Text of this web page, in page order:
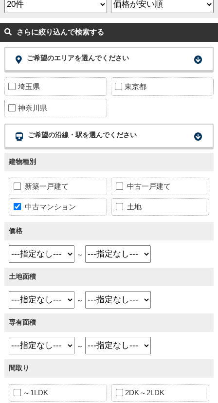
さらに絞り込んで検索する
ご希望のエリアを選んでください
埼玉県 東京都
神奈川県
ご希望の沿線・駅を選んでください
建物種別
新築一戸建て 中古一戸建て
中古マンション 土地
価格
～
土地面積
～
専有面積
～
間取り
～1LDK 2DK～2LDK